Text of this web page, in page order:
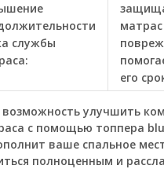
службы
его
возможность улучшить
с помощью топпера
ваше спальное
полноценным и